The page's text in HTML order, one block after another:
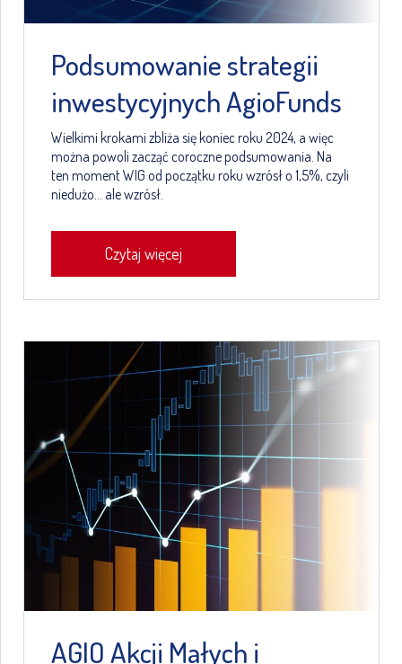
Podsumowanie strategii
inwestycyjnych AgioFunds
Wielkimi krokami zbliża się koniec roku 2024, a więc
można powoli zacząć coroczne podsumowania. Na
ten moment WIG od początku roku wzrósł o 1,5%, czyli
niedużo… ale wzrósł.
Czytaj więcej
AGIO Akcji Małych i